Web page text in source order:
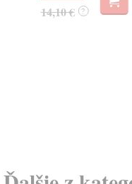
14,10 € ?